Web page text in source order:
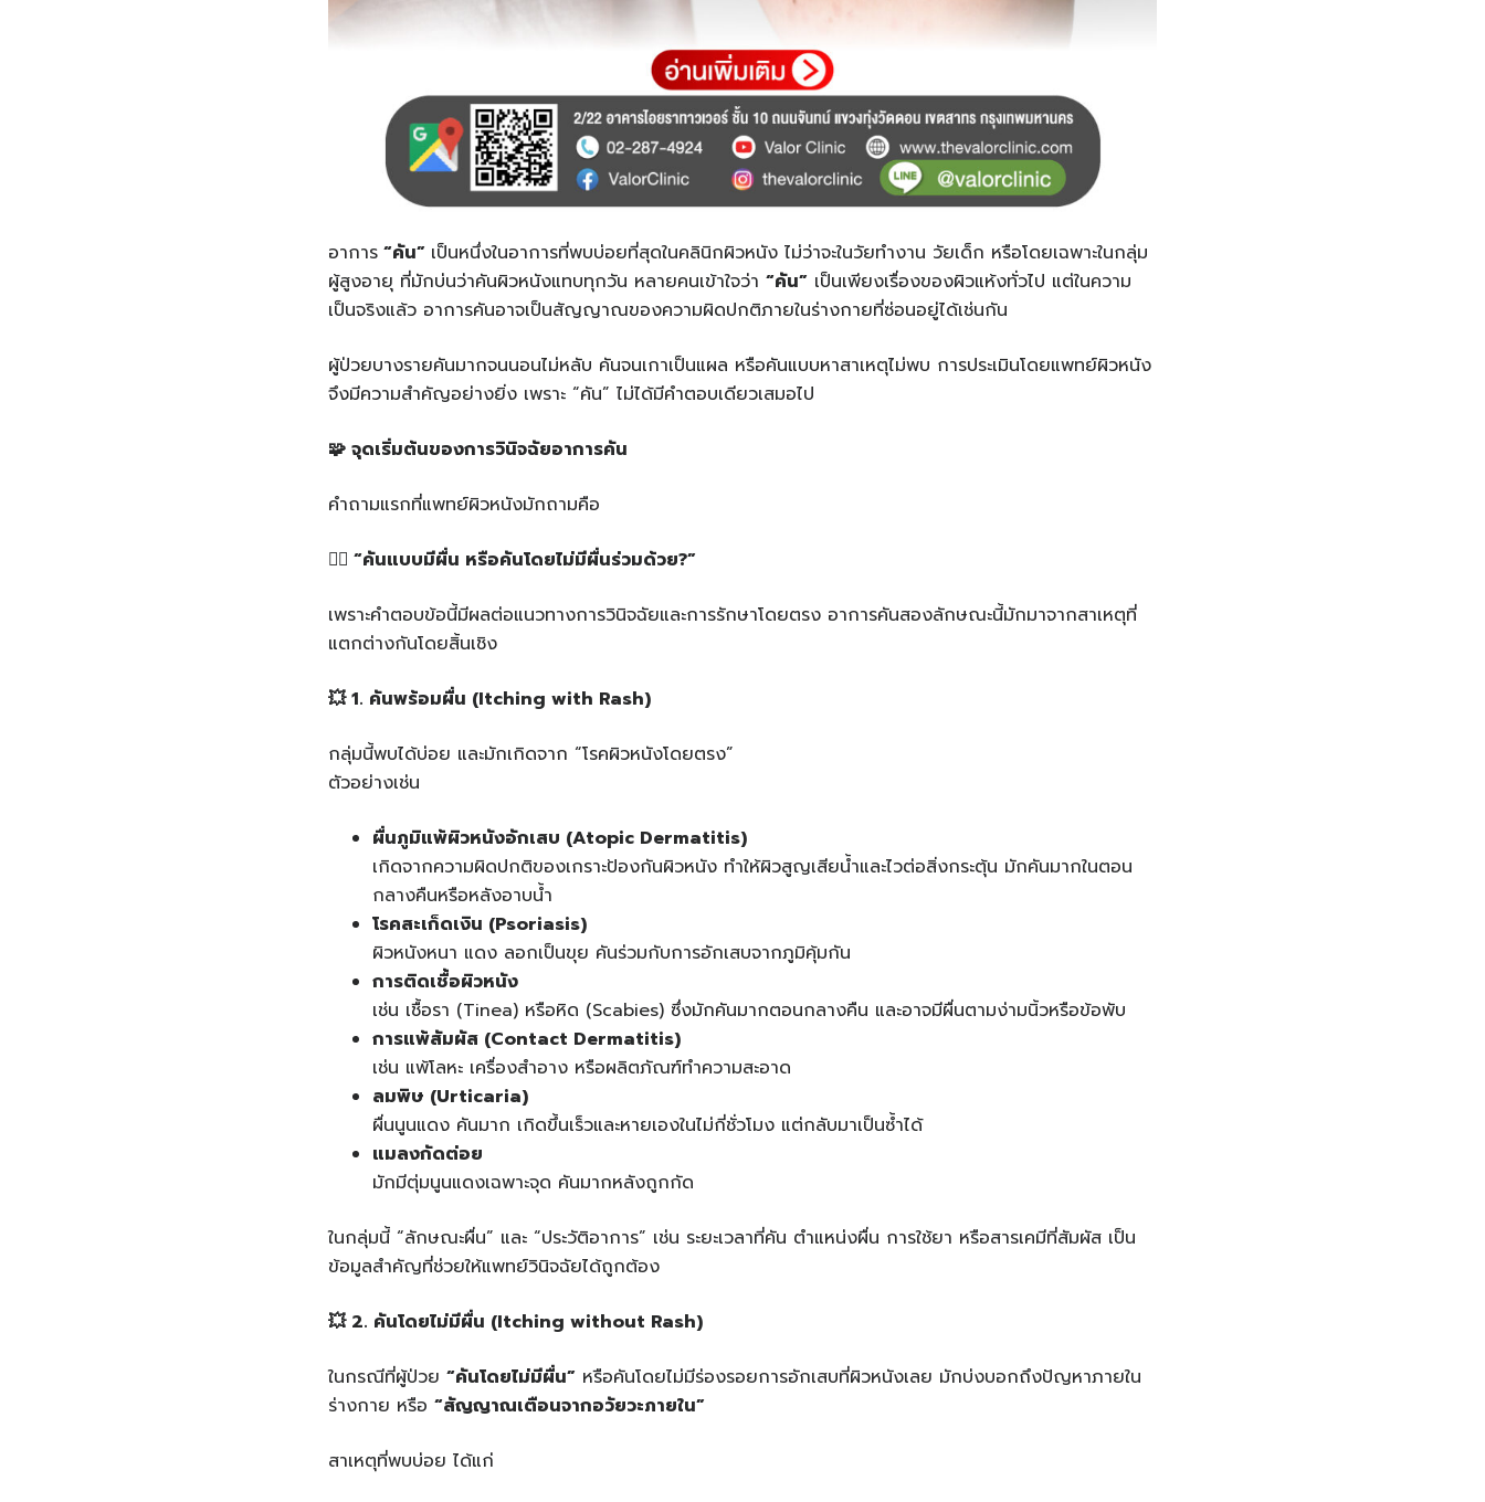
อาการ “คัน” เป็นหนึ่งในอาการที่พบบ่อยที่สุดในคลินิกผิวหนัง ไม่ว่าจะในวัยทำงาน วัยเด็ก หรือโดยเฉพาะในกลุ่ม
ผู้สูงอายุ ที่มักบ่นว่าคันผิวหนังแทบทุกวัน หลายคนเข้าใจว่า “คัน” เป็นเพียงเรื่องของผิวแห้งทั่วไป แต่ในความ
เป็นจริงแล้ว อาการคันอาจเป็นสัญญาณของความผิดปกติภายในร่างกายที่ซ่อนอยู่ได้เช่นกัน
ผู้ป่วยบางรายคันมากจนนอนไม่หลับ คันจนเกาเป็นแผล หรือคันแบบหาสาเหตุไม่พบ การประเมินโดยแพทย์ผิวหนัง
จึงมีความสำคัญอย่างยิ่ง เพราะ “คัน” ไม่ได้มีคำตอบเดียวเสมอไป
🧩 จุดเริ่มต้นของการวินิจฉัยอาการคัน
คำถามแรกที่แพทย์ผิวหนังมักถามคือ
👉🏻 “คันแบบมีผื่น หรือคันโดยไม่มีผื่นร่วมด้วย?”
เพราะคำตอบข้อนี้มีผลต่อแนวทางการวินิจฉัยและการรักษาโดยตรง อาการคันสองลักษณะนี้มักมาจากสาเหตุที่
แตกต่างกันโดยสิ้นเชิง
💥 1. คันพร้อมผื่น (Itching with Rash)
กลุ่มนี้พบได้บ่อย และมักเกิดจาก “โรคผิวหนังโดยตรง”
ตัวอย่างเช่น
ผื่นภูมิแพ้ผิวหนังอักเสบ (Atopic Dermatitis)
เกิดจากความผิดปกติของเกราะป้องกันผิวหนัง ทำให้ผิวสูญเสียน้ำและไวต่อสิ่งกระตุ้น มักคันมากในตอน
กลางคืนหรือหลังอาบน้ำ
โรคสะเก็ดเงิน (Psoriasis)
ผิวหนังหนา แดง ลอกเป็นขุย คันร่วมกับการอักเสบจากภูมิคุ้มกัน
การติดเชื้อผิวหนัง
เช่น เชื้อรา (Tinea) หรือหิด (Scabies) ซึ่งมักคันมากตอนกลางคืน และอาจมีผื่นตามง่ามนิ้วหรือข้อพับ
การแพ้สัมผัส (Contact Dermatitis)
เช่น แพ้โลหะ เครื่องสำอาง หรือผลิตภัณฑ์ทำความสะอาด
ลมพิษ (Urticaria)
ผื่นนูนแดง คันมาก เกิดขึ้นเร็วและหายเองในไม่กี่ชั่วโมง แต่กลับมาเป็นซ้ำได้
แมลงกัดต่อย
มักมีตุ่มนูนแดงเฉพาะจุด คันมากหลังถูกกัด
ในกลุ่มนี้ “ลักษณะผื่น” และ “ประวัติอาการ” เช่น ระยะเวลาที่คัน ตำแหน่งผื่น การใช้ยา หรือสารเคมีที่สัมผัส เป็น
ข้อมูลสำคัญที่ช่วยให้แพทย์วินิจฉัยได้ถูกต้อง
💥 2. คันโดยไม่มีผื่น (Itching without Rash)
ในกรณีที่ผู้ป่วย “คันโดยไม่มีผื่น” หรือคันโดยไม่มีร่องรอยการอักเสบที่ผิวหนังเลย มักบ่งบอกถึงปัญหาภายใน
ร่างกาย หรือ “สัญญาณเตือนจากอวัยวะภายใน”
สาเหตุที่พบบ่อย ได้แก่